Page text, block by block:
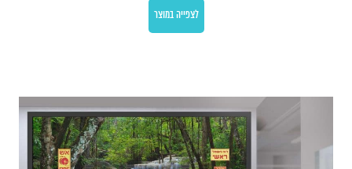
לצפייה במוצר